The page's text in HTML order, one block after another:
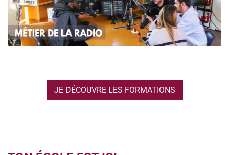
JE DÉCOUVRE LES FORMATIONS